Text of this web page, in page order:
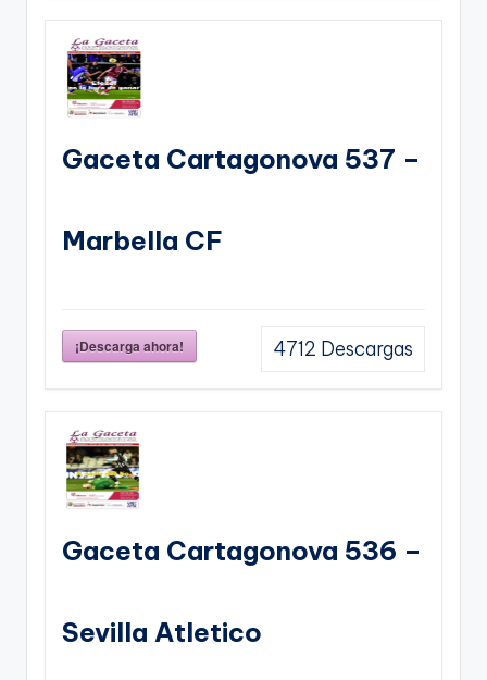
Gaceta Cartagonova 537 –
Marbella CF
¡Descarga ahora! 4712 Descargas
Gaceta Cartagonova 536 –
Sevilla Atletico